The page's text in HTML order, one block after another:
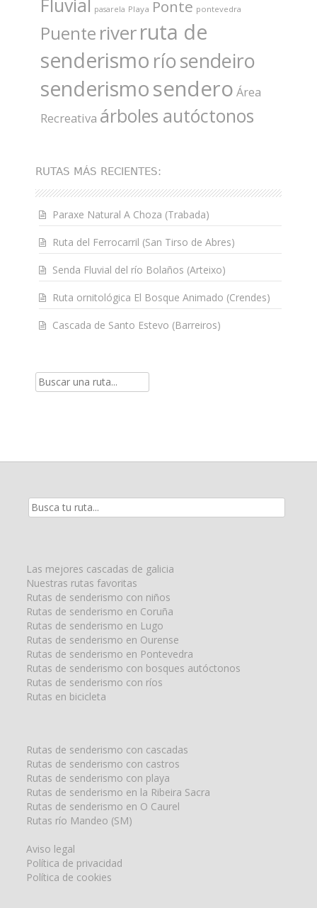
Fluvial pasarela Playa Ponte pontevedra
Puente riverruta de
senderismo ríosendeiro
senderismosendero Área
Recreativa árboles autóctonos
RUTAS MÁS RECIENTES:
Paraxe Natural A Choza (Trabada)
Ruta del Ferrocarril (San Tirso de Abres)
Senda Fluvial del río Bolaños (Arteixo)
Ruta ornitológica El Bosque Animado (Crendes)
Cascada de Santo Estevo (Barreiros)
Resultados
Las mejores cascadas de galicia
Nuestras rutas favoritas
Rutas de senderismo con niños
Rutas de senderismo en Coruña
Rutas de senderismo en Lugo
Rutas de senderismo en Ourense
Rutas de senderismo en Pontevedra
Rutas de senderismo con bosques autóctonos
Rutas de senderismo con ríos
Rutas en bicicleta
Rutas de senderismo con cascadas
Rutas de senderismo con castros
Rutas de senderismo con playa
Rutas de senderismo en la Ribeira Sacra
Rutas de senderismo en O Caurel
Rutas río Mandeo (SM)
Aviso legal
Política de privacidad
Política de cookies